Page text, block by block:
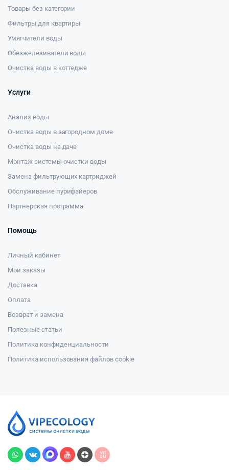
Товары без категории
Фильтры для квартиры
Умягчители воды
Обезжелезиватели воды
Очистка воды в коттедже
Услуги
Анализ воды
Очистка воды в загородном доме
Очистка воды на даче
Монтаж системы очистки воды
Замена фильтрующих картриджей
Обслуживание пурифайеров
Партнерская программа
Помощь
Личный кабинет
Мои заказы
Доставка
Оплата
Возврат и замена
Полезные статьи
Политика конфиденциальности
Политика использования файлов cookie